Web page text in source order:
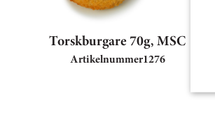
Torskburgare 70g, MSC
Artikelnummer1276